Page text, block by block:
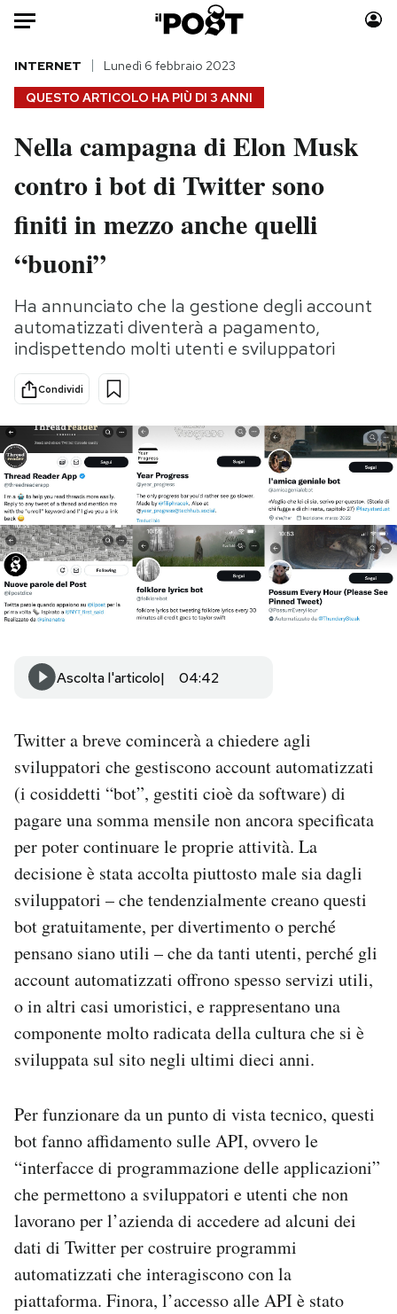
Auto
HOME
Italia
Politica
Tecnologia
Scienza
Cultura
Economia
Sport
Moda
Consumismi
Storie/Idee
Europa
Altrecose
Mondiali calcio 2026
PODCAST
NEWSLETTER
I MIEI PREFERITI
SHOP
CALENDARIO
Area Personale
Newsletter
Regala il Post
Hai bisogno di aiuto?
Esci
QUESTO ARTICOLO HA PIÙ DI 3 ANNI
INTERNET Lunedì 6 febbraio 2023
Nella campagna di Elon Musk
contro i bot di Twitter sono
finiti in mezzo anche quelli
“buoni”
Ha annunciato che la gestione degli account
automatizzati diventerà a pagamento,
indispettendo molti utenti e sviluppatori
Condividi
Ascolta l'articolo 04:42
Twitter a breve comincerà a chiedere agli
sviluppatori che gestiscono account automatizzati
(i cosiddetti “bot”, gestiti cioè da software) di
pagare una somma mensile non ancora specificata
per poter continuare le proprie attività. La
decisione è stata accolta piuttosto male sia dagli
sviluppatori – che tendenzialmente creano questi
bot gratuitamente, per divertimento o perché
pensano siano utili – che da tanti utenti, perché gli
account automatizzati offrono spesso servizi utili,
o in altri casi umoristici, e rappresentano una
componente molto radicata della cultura che si è
sviluppata sul sito negli ultimi dieci anni.
Per funzionare da un punto di vista tecnico, questi
bot fanno affidamento sulle API, ovvero le
“interfacce di programmazione delle applicazioni”
che permettono a sviluppatori e utenti che non
lavorano per l’azienda di accedere ad alcuni dei
dati di Twitter per costruire programmi
automatizzati che interagiscono con la
piattaforma. Finora, l’accesso alle API è stato